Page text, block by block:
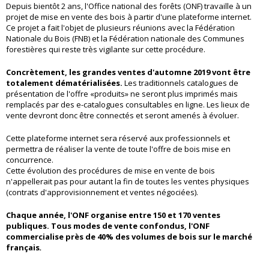
Depuis bientôt 2 ans, l'Office national des forêts (ONF) travaille à un
projet de mise en vente des bois à partir d'une plateforme internet.
Ce projet a fait l'objet de plusieurs réunions avec la Fédération
Nationale du Bois (FNB) et la Fédération nationale des Communes
forestières qui reste très vigilante sur cette procédure.
Concrètement, les grandes ventes d'automne 2019 vont être
totalement dématérialisées. Les traditionnels catalogues de
présentation de l'offre «produits» ne seront plus imprimés mais
remplacés par des e-catalogues consultables en ligne. Les lieux de
vente devront donc être connectés et seront amenés à évoluer.
Cette plateforme internet sera réservé aux professionnels et
permettra de réaliser la vente de toute l'offre de bois mise en
concurrence.
Cette évolution des procédures de mise en vente de bois
n'appellerait pas pour autant la fin de toutes les ventes physiques
(contrats d'approvisionnement et ventes négociées).
Chaque année, l'ONF organise entre 150 et 170 ventes
publiques. Tous modes de vente confondus, l'ONF
commercialise près de 40% des volumes de bois sur le marché
français.